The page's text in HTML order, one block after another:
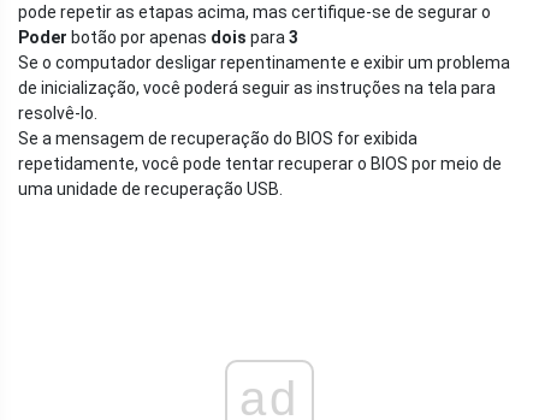
pode repetir as etapas acima, mas certifique-se de segurar o
Poder botão por apenas dois para 3
Se o computador desligar repentinamente e exibir um problema
de inicialização, você poderá seguir as instruções na tela para
resolvê-lo.
Se a mensagem de recuperação do BIOS for exibida
repetidamente, você pode tentar recuperar o BIOS por meio de
uma unidade de recuperação USB.
ad